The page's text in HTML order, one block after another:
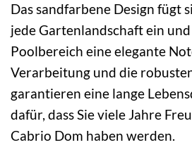
Das sandfarbene Design fügt
jede Gartenlandschaft ein
Poolbereich eine elegante
Verarbeitung und die
garantieren eine lange
dafür, dass Sie viele Jahre
Cabrio Dom haben werden.